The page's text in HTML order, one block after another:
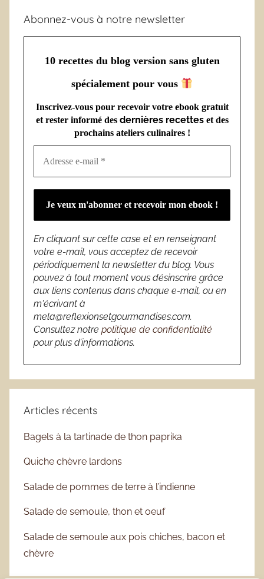
Abonnez-vous à notre newsletter
10 recettes du blog version sans gluten
spécialement pour vous
Inscrivez-vous pour recevoir votre ebook gratuit
et rester informé des dernières recettes et des
prochains ateliers culinaires !
En cliquant sur cette case et en renseignant
votre e-mail, vous acceptez de recevoir
périodiquement la newsletter du blog. Vous
pouvez à tout moment vous désinscrire grâce
aux liens contenus dans chaque e-mail, ou en
m'écrivant à
mela@reflexionsetgourmandises.com.
Consultez notre politique de confidentialité
pour plus d’informations.
Articles récents
Bagels à la tartinade de thon paprika
Quiche chèvre lardons
Salade de pommes de terre à l’indienne
Salade de semoule, thon et oeuf
Salade de semoule aux pois chiches, bacon et
chèvre